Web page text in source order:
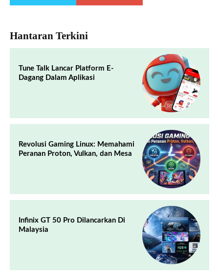
Hantaran Terkini
Tune Talk Lancar Platform E-
Dagang Dalam Aplikasi
Revolusi Gaming Linux: Memahami
Peranan Proton, Vulkan, dan Mesa
Infinix GT 50 Pro Dilancarkan Di
Malaysia